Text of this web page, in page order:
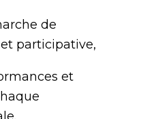
de
participative,
et